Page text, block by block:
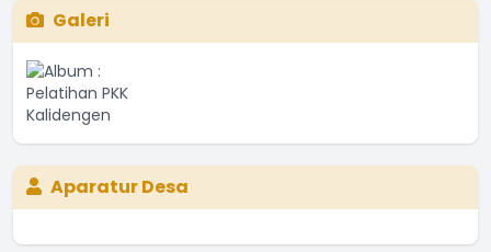
Galeri
Aparatur Desa